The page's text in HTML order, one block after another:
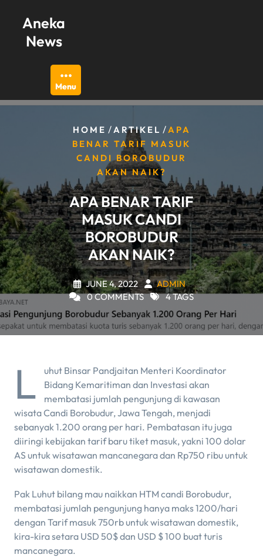
content
Aneka
News
Menu
HOME /ARTIKEL /APA
BENAR TARIF MASUK
CANDI BOROBUDUR
AKAN NAIK?
APA BENAR TARIF
MASUK CANDI
BOROBUDUR
AKAN NAIK?
JUNE 4, 2022
ADMIN
0 COMMENTS
4 TAGS
L
uhut Binsar Pandjaitan Menteri Koordinator
Bidang Kemaritiman dan Investasi akan
membatasi jumlah pengunjung di kawasan
wisata Candi Borobudur, Jawa Tengah, menjadi
sebanyak 1.200 orang per hari. Pembatasan itu juga
diiringi kebijakan tarif baru tiket masuk, yakni 100 dolar
AS untuk wisatawan mancanegara dan Rp750 ribu untuk
wisatawan domestik.
Pak Luhut bilang mau naikkan HTM candi Borobudur,
membatasi jumlah pengunjung hanya maks 1200/hari
dengan Tarif masuk 750rb untuk wisatawan domestik,
kira-kira setara USD 50$ dan USD $ 100 buat turis
mancanegara.